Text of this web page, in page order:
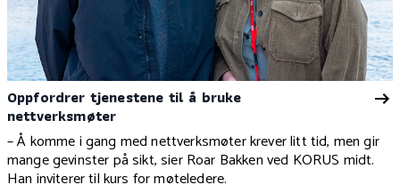
Oppfordrer tjenestene til å bruke
nettverksmøter
– Å komme i gang med nettverksmøter krever litt tid, men gir
mange gevinster på sikt, sier Roar Bakken ved KORUS midt.
Han inviterer til kurs for møteledere.